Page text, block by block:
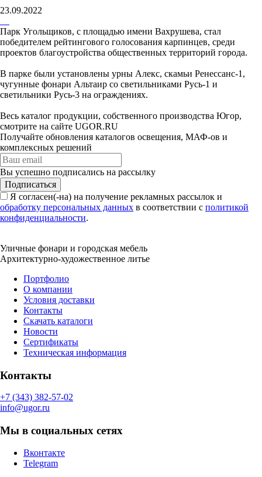
23.09.2022
Парк Угольщиков, с площадью имени Вахрушева, стал
победителем рейтингового голосования карпинцев, среди
проектов благоустройства общественных территорий города.
В парке были установлены урны Алекс, скамьи Ренессанс-1,
чугунные фонари Альтаир со светильниками Русь-1 и
светильники Русь-3 на ограждениях.
Весь каталог продукции, собственного производства Югор,
смотрите на сайте UGOR.RU
Получайте обновления каталогов освещения, МАФ-ов и
комплексных решений
Вы успешно подписались на рассылку
Подписаться
Я согласен(-на) на получение рекламных рассылок и
обработку персональных данных в соответствии с политикой
конфиденциальности.
Уличные фонари и городская мебель
Архитектурно-художественное литье
Портфолио
О компании
Условия доставки
Контакты
Скачать каталоги
Новости
Сертификаты
Техническая информация
Контакты
+7 (343) 382-57-02
info@ugor.ru
Мы в социальных сетях
Вконтакте
Telegram